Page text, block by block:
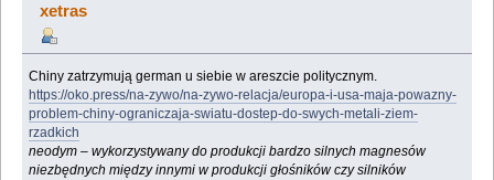
xetras
Chiny zatrzymują german u siebie w areszcie politycznym.
https://oko.press/na-zywo/na-zywo-relacja/europa-i-usa-maja-powazny-
problem-chiny-ograniczaja-swiatu-dostep-do-swych-metali-ziem-
rzadkich
neodym – wykorzystywany do produkcji bardzo silnych magnesów
niezbędnych między innymi w produkcji głośników czy silników